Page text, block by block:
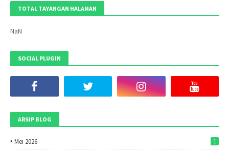
TOTAL TAYANGAN HALAMAN
NaN
SOCIAL PLUGIN
ARSIP BLOG
Mei 2026 1